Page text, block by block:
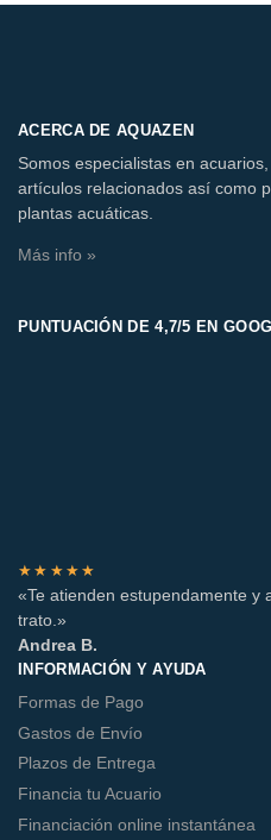
ACERCA DE AQUAZEN
Somos especialistas en
artículos relacionados así como
plantas acuáticas.
Más info »
PUNTUACIÓN DE 4,7/5 EN
★★★★★
«Te atienden estupendamente y
trato.»
Andrea B.
INFORMACIÓN Y AYUDA
Formas de Pago
Gastos de Envío
Plazos de Entrega
Financia tu Acuario
Financiación online instantánea